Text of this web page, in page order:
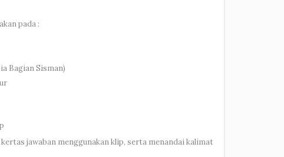
pada :
Bagian Sisman)
jawaban menggunakan klip, serta menandai kalimat